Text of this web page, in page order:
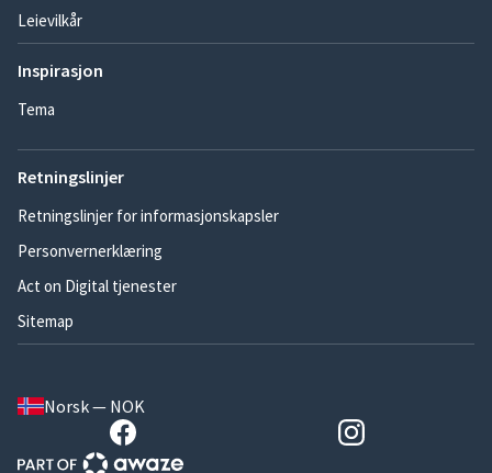
Leievilkår
Inspirasjon
Tema
Retningslinjer
Retningslinjer for informasjonskapsler
Personvernerklæring
Act on Digital tjenester
Sitemap
Norsk — NOK